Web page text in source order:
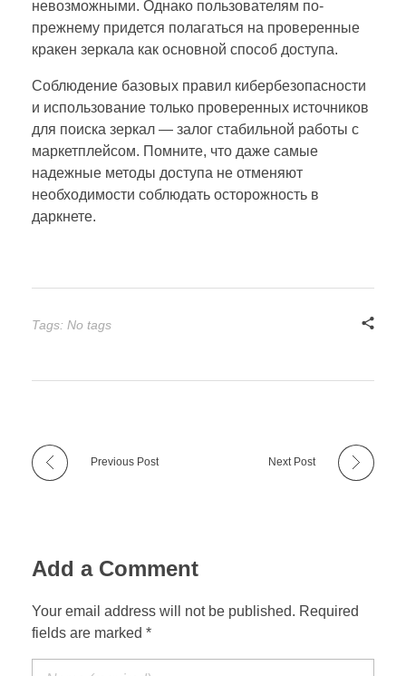
невозможными. Однако пользователям по-
прежнему придется полагаться на проверенные
кракен зеркала как основной способ доступа.
Соблюдение базовых правил кибербезопасности
и использование только проверенных источников
для поиска зеркал — залог стабильной работы с
маркетплейсом. Помните, что даже самые
надежные методы доступа не отменяют
необходимости соблюдать осторожность в
даркнете.
Tags: No tags
Previous Post Next Post
Add a Comment
Your email address will not be published. Required
fields are marked *